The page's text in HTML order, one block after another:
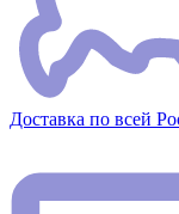
Доставка по всей